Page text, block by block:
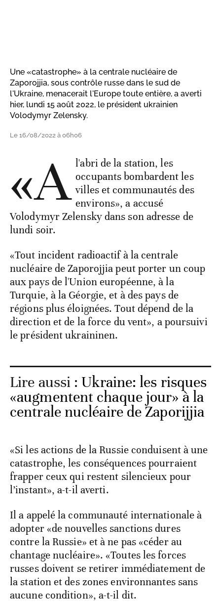
Une «catastrophe» à la centrale nucléaire de
Zaporojjia, sous contrôle russe dans le sud de
l'Ukraine, menacerait l'Europe toute entière, a averti
hier, lundi 15 août 2022, le président ukrainien
Volodymyr Zelensky.
Le 16/08/2022 à 06h06
«A l'abri de la station, les
occupants bombardent les
villes et communautés des
environs», a accusé
Volodymyr Zelensky dans son adresse de
lundi soir.
«Tout incident radioactif à la centrale
nucléaire de Zaporojjia peut porter un coup
aux pays de l'Union européenne, à la
Turquie, à la Géorgie, et à des pays de
régions plus éloignées. Tout dépend de la
direction et de la force du vent», a poursuivi
le président ukraininen.
Lire aussi : Ukraine: les risques
«augmentent chaque jour» à la
centrale nucléaire de Zaporijjia
«Si les actions de la Russie conduisent à une
catastrophe, les conséquences pourraient
frapper ceux qui restent silencieux pour
l’instant», a-t-il averti.
Il a appelé la communauté internationale à
adopter «de nouvelles sanctions dures
contre la Russie» et à ne pas «céder au
chantage nucléaire». «Toutes les forces
russes doivent se retirer immédiatement de
la station et des zones environnantes sans
aucune condition», a-t-il dit.